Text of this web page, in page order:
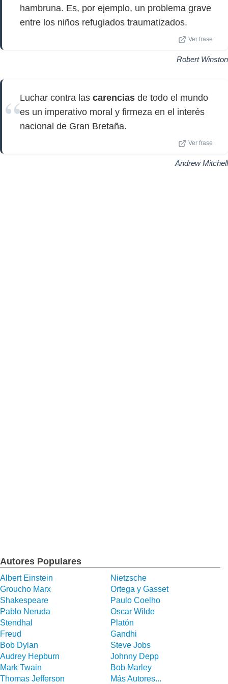
hambruna. Es, por ejemplo, un problema grave
entre los niños refugiados traumatizados.
Ver frase
Robert Winston
Luchar contra las carencias de todo el mundo
es un imperativo moral y firmeza en el interés
nacional de Gran Bretaña.
Ver frase
Andrew Mitchell
Autores Populares
Albert Einstein
Nietzsche
Groucho Marx
Ortega y Gasset
Shakespeare
Paulo Coelho
Pablo Neruda
Oscar Wilde
Stendhal
Platón
Freud
Gandhi
Bob Dylan
Steve Jobs
Audrey Hepburn
Johnny Depp
Mark Twain
Bob Marley
Thomas Jefferson
Más Autores...